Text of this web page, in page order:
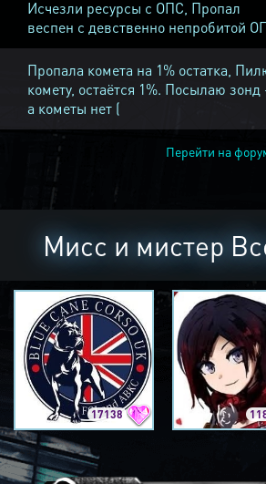
Исчезли ресурсы с ОПС, Пропал
веспен с девственно непробитой
Пропала комета на 1% остатка,
комету, остаётся 1%. Посылаю зонд
а кометы нет (
Перейти на
Мисс и мистер
17138